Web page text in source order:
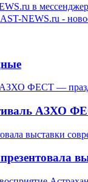
в
NEWS.ru -
АЗХО